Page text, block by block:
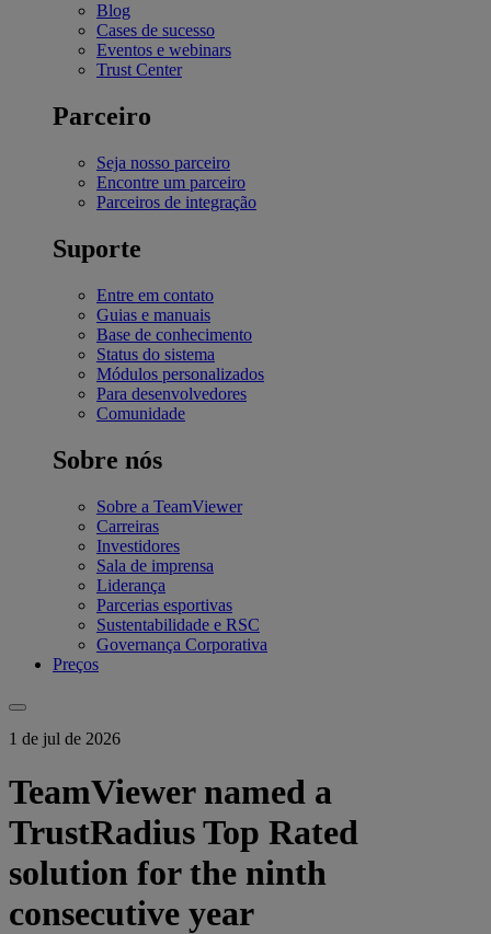
Blog
Cases de sucesso
Eventos e webinars
Trust Center
Parceiro
Seja nosso parceiro
Encontre um parceiro
Parceiros de integração
Suporte
Entre em contato
Guias e manuais
Base de conhecimento
Status do sistema
Módulos personalizados
Para desenvolvedores
Comunidade
Sobre nós
Sobre a TeamViewer
Carreiras
Investidores
Sala de imprensa
Liderança
Parcerias esportivas
Sustentabilidade e RSC
Governança Corporativa
Preços
1 de jul de 2026
TeamViewer named a
TrustRadius Top Rated
solution for the ninth
consecutive year